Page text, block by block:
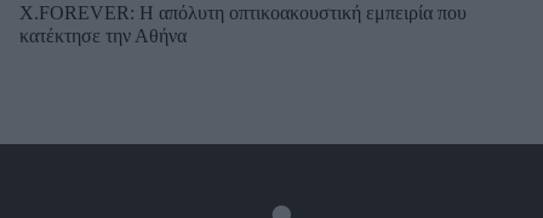
X.FOREVER: Η απόλυτη οπτικοακουστική εμπειρία που
κατέκτησε την Αθήνα